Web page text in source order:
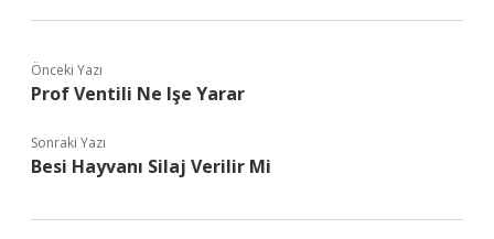
Önceki Yazı
Prof Ventili Ne Işe Yarar
Sonraki Yazı
Besi Hayvanı Silaj Verilir Mi